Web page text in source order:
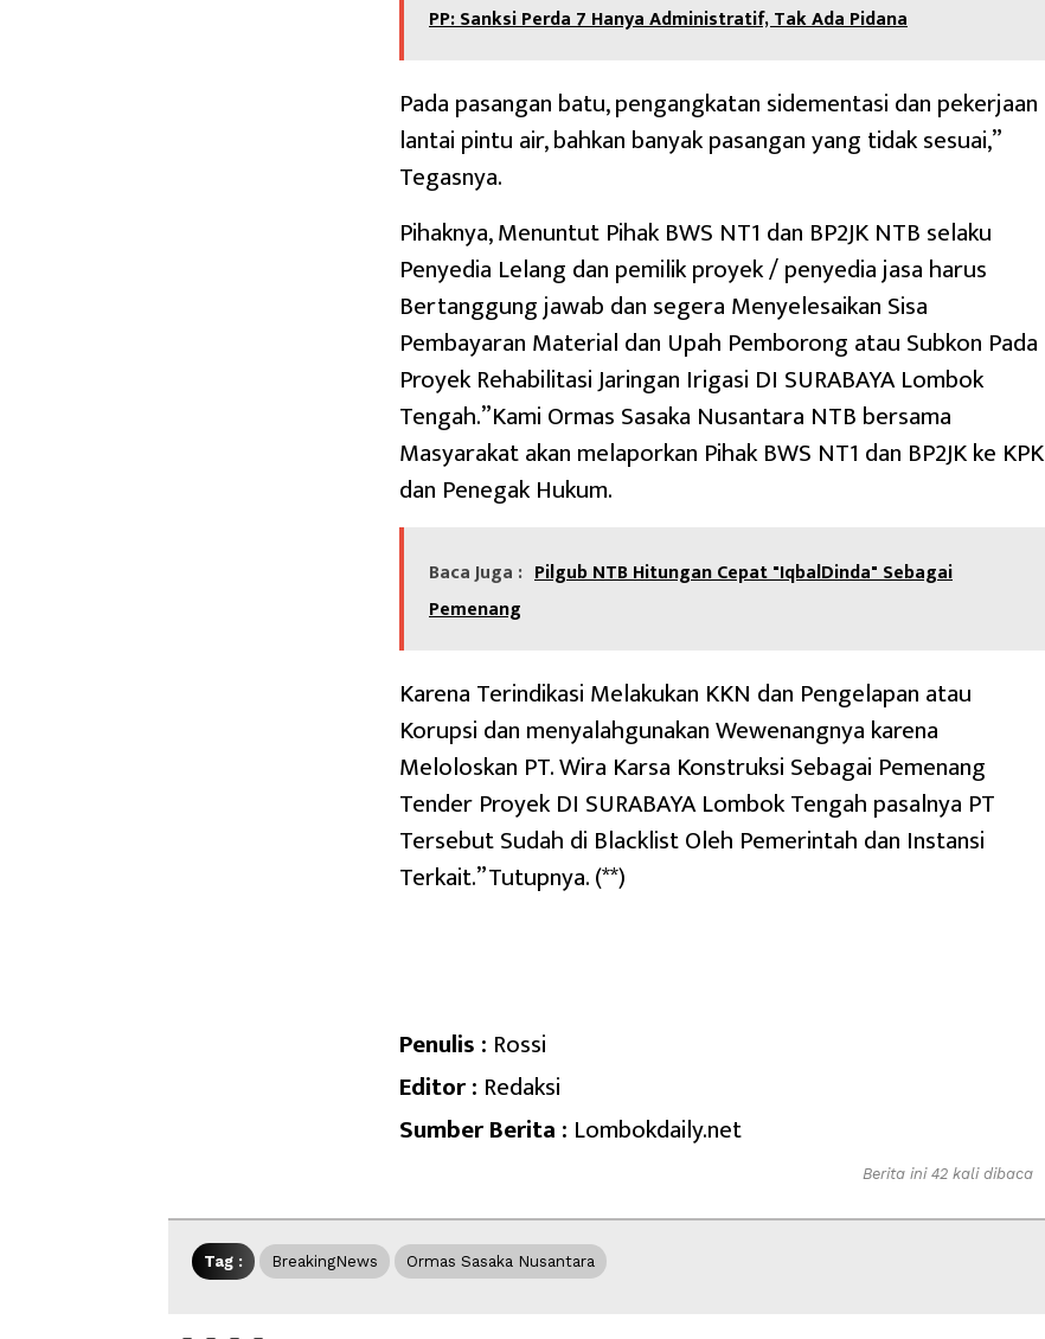
PP: Sanksi Perda 7 Hanya Administratif, Tak Ada Pidana
Pada pasangan batu, pengangkatan sidementasi dan pekerjaan
lantai pintu air, bahkan banyak pasangan yang tidak sesuai,”
Tegasnya.
Pihaknya, Menuntut Pihak BWS NT1 dan BP2JK NTB selaku
Penyedia Lelang dan pemilik proyek / penyedia jasa harus
Bertanggung jawab dan segera Menyelesaikan Sisa
Pembayaran Material dan Upah Pemborong atau Subkon Pada
Proyek Rehabilitasi Jaringan Irigasi DI SURABAYA Lombok
Tengah.”Kami Ormas Sasaka Nusantara NTB bersama
Masyarakat akan melaporkan Pihak BWS NT1 dan BP2JK ke KPK
dan Penegak Hukum.
Baca Juga : Pilgub NTB Hitungan Cepat "IqbalDinda" Sebagai
Pemenang
Karena Terindikasi Melakukan KKN dan Pengelapan atau
Korupsi dan menyalahgunakan Wewenangnya karena
Meloloskan PT. Wira Karsa Konstruksi Sebagai Pemenang
Tender Proyek DI SURABAYA Lombok Tengah pasalnya PT
Tersebut Sudah di Blacklist Oleh Pemerintah dan Instansi
Terkait.”Tutupnya. (**)
Penulis : Rossi
Editor : Redaksi
Sumber Berita : Lombokdaily.net
Berita ini 42 kali dibaca
Tag : BreakingNews Ormas Sasaka Nusantara